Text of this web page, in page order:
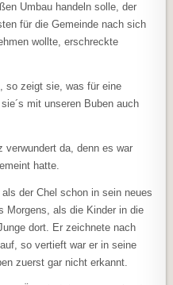
Umbau handeln solle, der
für die Gemeinde nach sich
wollte, erschreckte
so zeigt sie, was für eine
mit unseren Buben auch
verwundert da, denn es war
hatte.
der Chel schon in sein neues
Morgens, als die Kinder in die
dort. Er zeichnete nach
so vertieft war er in seine
zuerst gar nicht erkannt.